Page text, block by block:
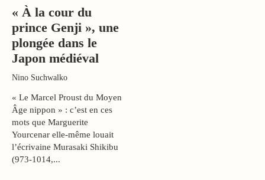
« À la cour du
prince Genji », une
plongée dans le
Japon médiéval
Nino Suchwalko
« Le Marcel Proust du Moyen
Âge nippon » : c’est en ces
mots que Marguerite
Yourcenar elle-même louait
l’écrivaine Murasaki Shikibu
(973-1014,...